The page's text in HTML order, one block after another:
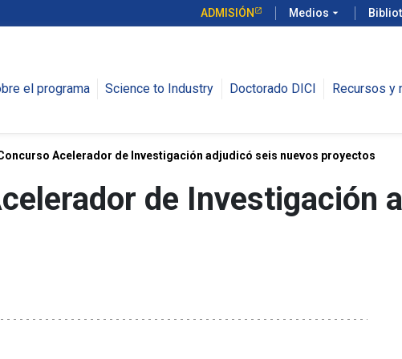
ADMISIÓN Medios arrow_drop_down
el programa Science to Industry Doctorado DICI Recursos y
Acelerador de Investigación adjudicó seis nuevos proyectos
de Investigación